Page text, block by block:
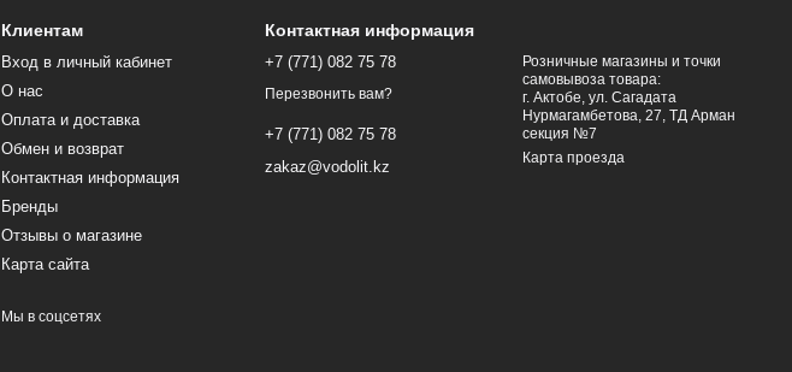
Клиентам
Вход в личный кабинет
О нас
Оплата и доставка
Обмен и возврат
Контактная информация
Бренды
Отзывы о магазине
Карта сайта
Мы в соцсетях
Контактная информация
+7 (771) 082 75 78
Перезвонить вам?
+7 (771) 082 75 78
zakaz@vodolit.kz
Розничные магазины и точки
самовывоза товара:
г. Актобе, ул. Сагадата
Нурмагамбетова, 27, ТД Арман
секция №7
Карта проезда